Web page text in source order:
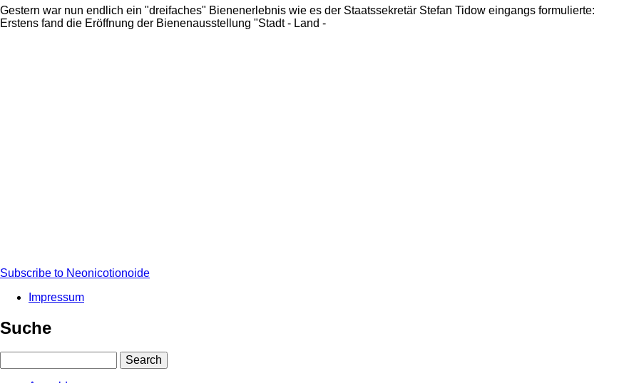
"bestäuberfreundliche
Stadt"
Gestern war nun endlich ein "dreifaches" Bienenerlebnis wie es der Staatssekretär Stefan Tidow eingangs formulierte:
Erstens fand die Eröffnung der Bienenausstellung "Stadt - Land -
Subscribe to Neonicotionoide
Impressum
Suche